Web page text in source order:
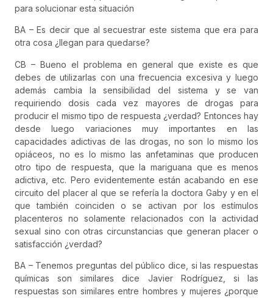
para solucionar esta situación
BA – Es decir que al secuestrar este sistema que era para
otra cosa ¿llegan para quedarse?
CB – Bueno el problema en general que existe es que
debes de utilizarlas con una frecuencia excesiva y luego
además cambia la sensibilidad del sistema y se van
requiriendo dosis cada vez mayores de drogas para
producir el mismo tipo de respuesta ¿verdad? Entonces hay
desde luego variaciones muy importantes en las
capacidades adictivas de las drogas, no son lo mismo los
opiáceos, no es lo mismo las anfetaminas que producen
otro tipo de respuesta, que la mariguana que es menos
adictiva, etc. Pero evidentemente están acabando en ese
circuito del placer al que se refería la doctora Gaby y en el
que también coinciden o se activan por los estímulos
placenteros no solamente relacionados con la actividad
sexual sino con otras circunstancias que generan placer o
satisfacción ¿verdad?
BA – Tenemos preguntas del público dice, si las respuestas
químicas son similares dice Javier Rodríguez, si las
respuestas son similares entre hombres y mujeres ¿porque